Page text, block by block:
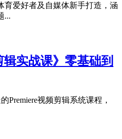
育爱好者及自媒体新手打造，涵
...
辑实战课》零基础到
Premiere视频剪辑系统课程，